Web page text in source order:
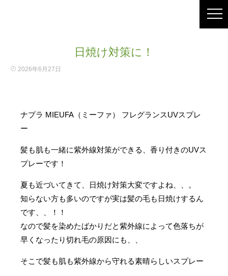
日焼け対策に！
2026年6月27日
ナプラ MIEUFA（ミーファ） フレグランスUVスプレ
ー
髪も肌も一緒に紫外線対策ができる、香り付きのUVス
プレーです！
夏も近づいてきて、日焼け対策大変ですよね、、。
知らない方も多いのですが実は髪の毛も日焼けするん
です、、！！
なので髪を染めたばかりだと紫外線によって色落ちが
早くなったり切れ毛の原因にも、、
そこで髪も肌も紫外線から守れる素晴らしいスプレー